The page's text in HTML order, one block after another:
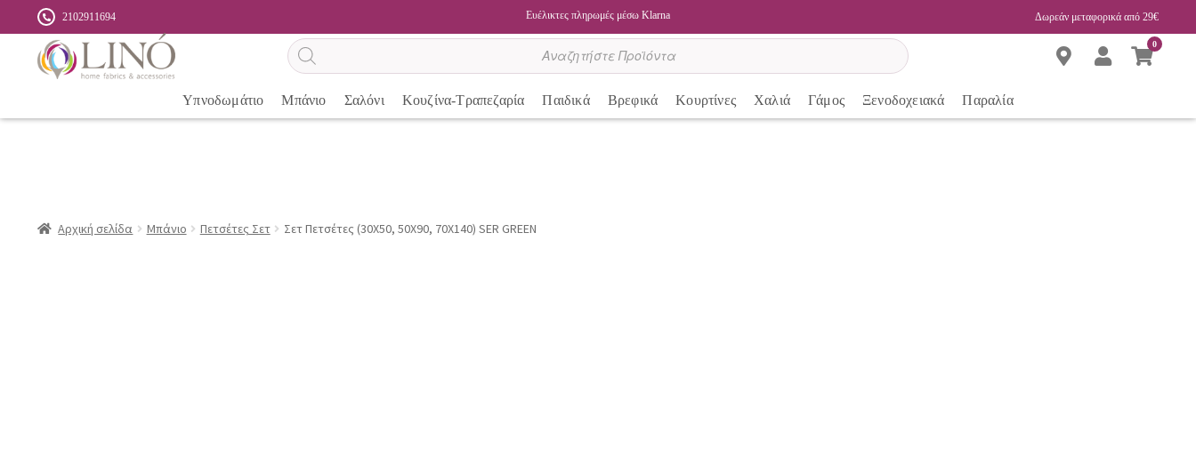
2102911694 Ευέλικτες πληρωμές μέσω Klarna Δωρεάν μεταφορικά από 29€
Αναζήτηση
προϊόντων
0
Υπνοδωμάτιο Μπάνιο Σαλόνι Κουζίνα-Τραπεζαρία Παιδικά Βρεφικά Κουρτίνες Χαλιά Γάμος Ξενοδοχειακά Παραλία
Αρχική σελίδα Μπάνιο Πετσέτες Σετ Σετ Πετσέτες (30X50, 50X90, 70X140) SER GREEN